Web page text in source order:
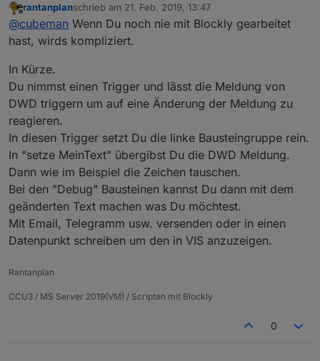
Offline
rantanplanschrieb am 21. Feb. 2019, 13:47
zuletzt editiert von
@cubeman Wenn Du noch nie mit Blockly gearbeitet
hast, wirds kompliziert.
In Kürze.
Du nimmst einen Trigger und lässt die Meldung von
DWD triggern um auf eine Änderung der Meldung zu
reagieren.
In diesen Trigger setzt Du die linke Bausteingruppe rein.
In "setze MeinText" übergibst Du die DWD Meldung.
Dann wie im Beispiel die Zeichen tauschen.
Bei den "Debug" Bausteinen kannst Du dann mit dem
geänderten Text machen was Du möchtest.
Mit Email, Telegramm usw. versenden oder in einen
Datenpunkt schreiben um den in VIS anzuzeigen.
Rantanplan
CCU3 / MS Server 2019(VM) / Scripten mit Blockly
0